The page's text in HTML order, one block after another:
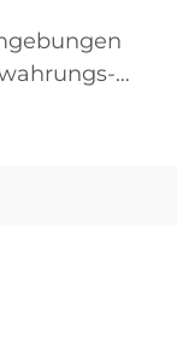
und